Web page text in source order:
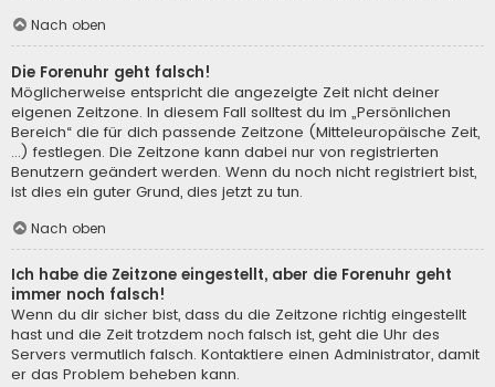
Nach oben
Die Forenuhr geht falsch!
Möglicherweise entspricht die angezeigte Zeit nicht deiner
eigenen Zeitzone. In diesem Fall solltest du im „Persönlichen
Bereich“ die für dich passende Zeitzone (Mitteleuropäische Zeit,
...) festlegen. Die Zeitzone kann dabei nur von registrierten
Benutzern geändert werden. Wenn du noch nicht registriert bist,
ist dies ein guter Grund, dies jetzt zu tun.
Nach oben
Ich habe die Zeitzone eingestellt, aber die Forenuhr geht
immer noch falsch!
Wenn du dir sicher bist, dass du die Zeitzone richtig eingestellt
hast und die Zeit trotzdem noch falsch ist, geht die Uhr des
Servers vermutlich falsch. Kontaktiere einen Administrator, damit
er das Problem beheben kann.